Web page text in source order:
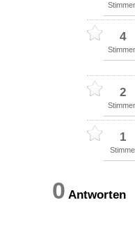
4
2
1
Stimme
0